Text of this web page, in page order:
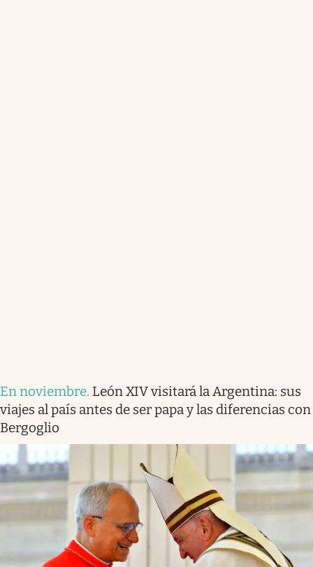
En noviembre. León XIV visitará la Argentina: sus
viajes al país antes de ser papa y las diferencias con
Bergoglio